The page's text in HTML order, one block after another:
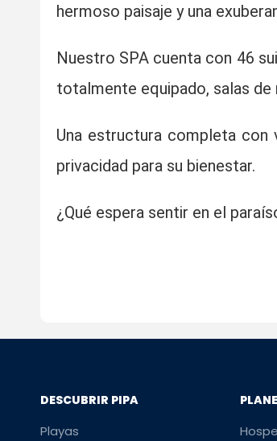
hermoso paisaje y una
Nuestro SPA cuenta con 46
totalmente equipado, salas de
Una estructura completa con
privacidad para su bienestar.
¿Qué espera sentir en el
DESCUBRIR PIPA
Playas